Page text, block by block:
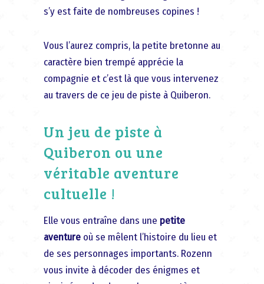
s’y est faite de nombreuses copines !
Vous l’aurez compris, la petite bretonne au
caractère bien trempé apprécie la
compagnie et c’est là que vous intervenez
au travers de ce jeu de piste à Quiberon.
Un jeu de piste à
Quiberon ou une
véritable aventure
cultuelle !
Elle vous entraîne dans une petite
aventure où se mêlent l’histoire du lieu et
de ses personnages importants. Rozenn
vous invite à décoder des énigmes et